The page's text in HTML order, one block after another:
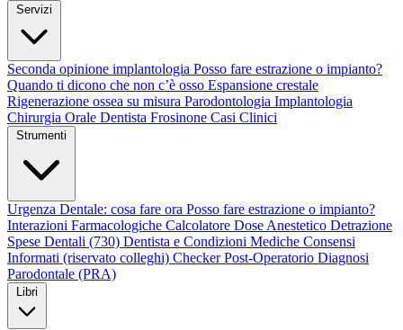
Seconda opinione implantologia Posso fare estrazione o impianto?
Quando ti dicono che non c’è osso Espansione crestale
Rigenerazione ossea su misura Parodontologia Implantologia
Chirurgia Orale Dentista Frosinone Casi Clinici
Urgenza Dentale: cosa fare ora Posso fare estrazione o impianto?
Interazioni Farmacologiche Calcolatore Dose Anestetico Detrazione
Spese Dentali (730) Dentista e Condizioni Mediche Consensi
Informati (riservato colleghi) Checker Post-Operatorio Diagnosi
Parodontale (PRA)